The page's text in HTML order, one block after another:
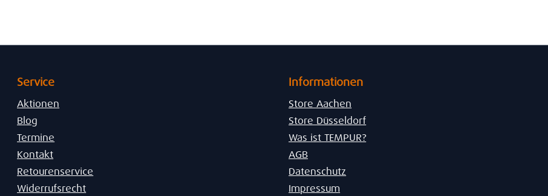
Service
Aktionen
Blog
Termine
Kontakt
Retourenservice
Widerrufsrecht
Informationen
Store Aachen
Store Düsseldorf
Was ist TEMPUR?
AGB
Datenschutz
Impressum